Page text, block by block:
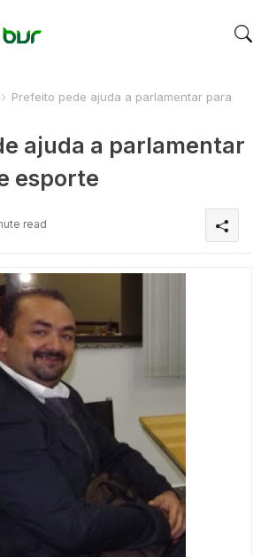
Prefeito pede ajuda a parlamentar para
ajuda a parlamentar
esporte
read